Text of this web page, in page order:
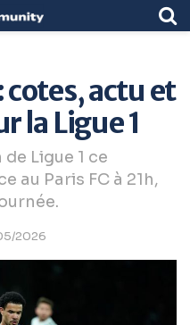
cotes, actu et
la Ligue 1
Ligue 1 ce
au Paris FC à 21h,
2026